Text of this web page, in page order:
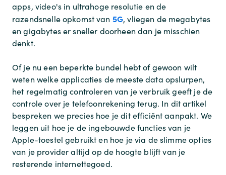
apps, video's in ultrahoge resolutie en de
razendsnelle opkomst van 5G, vliegen de megabytes
en gigabytes er sneller doorheen dan je misschien
denkt.
Of je nu een beperkte bundel hebt of gewoon wilt
weten welke applicaties de meeste data opslurpen,
het regelmatig controleren van je verbruik geeft je de
controle over je telefoonrekening terug. In dit artikel
bespreken we precies hoe je dit efficiënt aanpakt. We
leggen uit hoe je de ingebouwde functies van je
Apple-toestel gebruikt en hoe je via de slimme opties
van je provider altijd op de hoogte blijft van je
resterende internettegoed.